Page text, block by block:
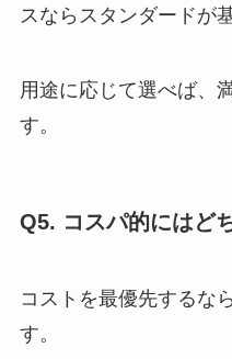
スならスタンダードが
用途に応じて選べば、
す。
Q5. コスパ的にはど
コストを最優先するな
す。